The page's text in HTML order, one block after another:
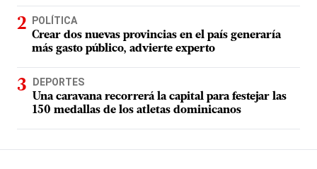
POLÍTICA
Crear dos nuevas provincias en el país generaría
más gasto público, advierte experto
DEPORTES
Una caravana recorrerá la capital para festejar las
150 medallas de los atletas dominicanos